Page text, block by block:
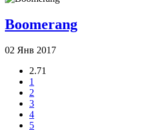
Boomerang
02 Янв 2017
2.71
1
2
3
4
5